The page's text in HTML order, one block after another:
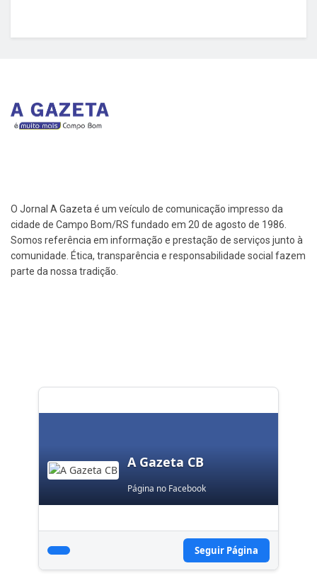
O Jornal A Gazeta é um veículo de comunicação impresso da
cidade de Campo Bom/RS fundado em 20 de agosto de 1986.
Somos referência em informação e prestação de serviços junto à
comunidade. Ética, transparência e responsabilidade social fazem
parte da nossa tradição.
A Gazeta CB
Página no Facebook
Seguir Página